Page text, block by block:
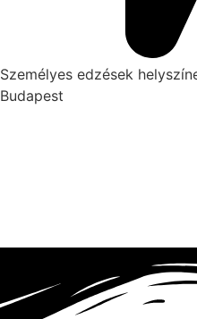
Személyes edzések
Budapest